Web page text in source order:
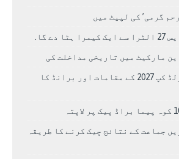
گرمی’ کی لپیٹ میں
دے گا.
مارکیٹ میں تاریخی مداخلت کی
مردوں کے کرکٹ ورلڈ کپ 2027 کے مقامات اور برانڈ کا
جماعت کے نتائج چیک کرنے کا طریقہ